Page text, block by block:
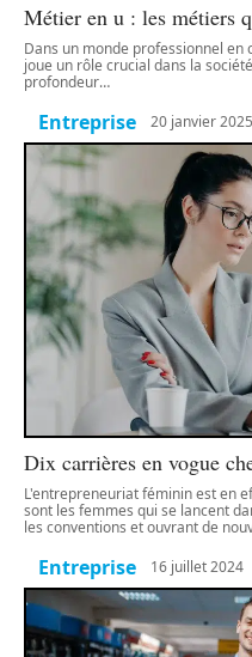
Métier en u : les métiers
Dans un monde professionnel
joue un rôle crucial dans la
profondeur…
Entreprise 20 janvier 2025
Dix carrières en vogue
L'entrepreneuriat féminin est en
sont les femmes qui se lancent
les conventions et ouvrant de
Entreprise 16 juillet 2024